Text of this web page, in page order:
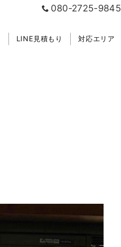
080-2725-9845
LINE見積もり 対応エリア